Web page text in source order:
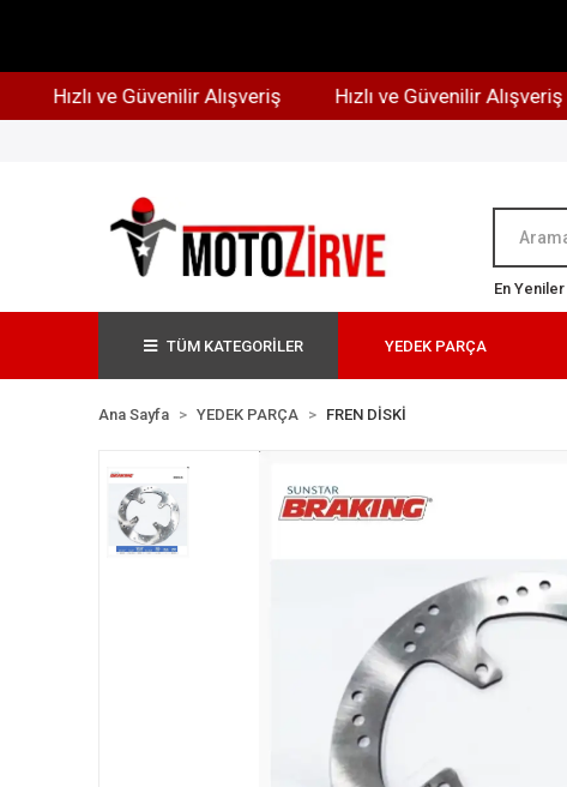
Hızlı ve Güvenilir Alışveriş Hızlı ve Güvenilir Alışveriş
En Yeniler
TÜM KATEGORİLER YEDEK PARÇA
Ana Sayfa YEDEK PARÇA FREN DİSKİ